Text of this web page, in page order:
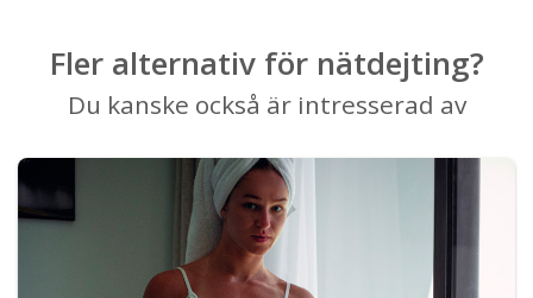
Fler alternativ för nätdejting?
Du kanske också är intresserad av